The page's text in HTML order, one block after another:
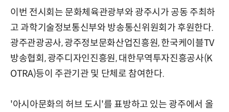
이번 전시회는 문화체육관광부와 광주시가 공동 주최하
고 과학기술정보통신부와 방송통신위원회가 후원한다.
광주관광공사, 광주정보문화산업진흥원, 한국케이블TV
방송협회, 광주디자인진흥원, 대한무역투자진흥공사(K
OTRA)등이 주관기관 및 단체로 참여한다.
'아시아문화의 허브 도시'를 표방하고 있는 광주에서 올